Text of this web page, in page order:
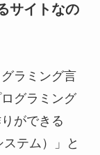
サイトなの
ラミング言
グラミング
ができる
ステム）」と